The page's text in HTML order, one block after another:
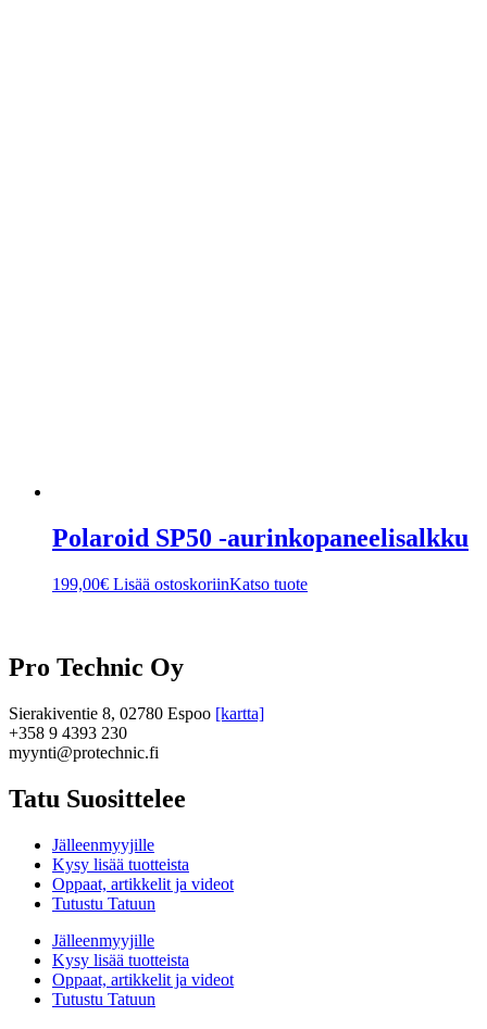
Polaroid SP50 -aurinkopaneelisalkku
199,00€ Lisää ostoskoriinKatso tuote
Pro Technic Oy
Sierakiventie 8, 02780 Espoo [kartta]
+358 9 4393 230
myynti@protechnic.fi
Tatu Suosittelee
Jälleenmyyjille
Kysy lisää tuotteista
Oppaat, artikkelit ja videot
Tutustu Tatuun
Jälleenmyyjille
Kysy lisää tuotteista
Oppaat, artikkelit ja videot
Tutustu Tatuun